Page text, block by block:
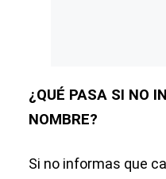
¿QUÉ PASA SI NO
NOMBRE?
Si no informas que